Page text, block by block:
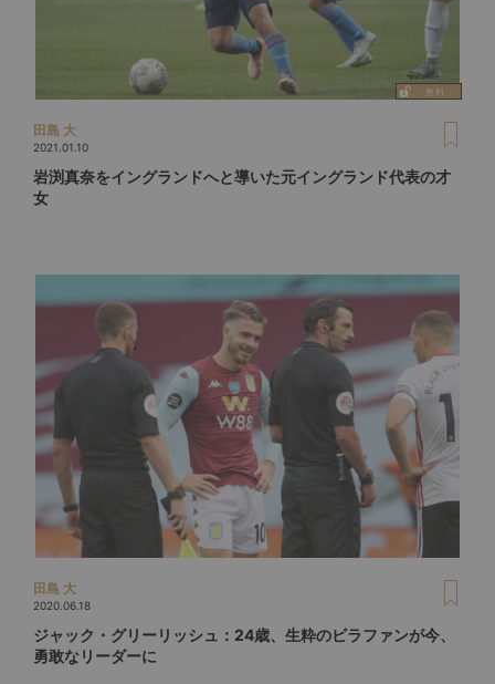
田島 大
2021.01.10
岩渕真奈をイングランドへと導いた元イングランド代表の才
女
田島 大
2020.06.18
ジャック・グリーリッシュ：24歳、生粋のビラファンが今、
勇敢なリーダーに